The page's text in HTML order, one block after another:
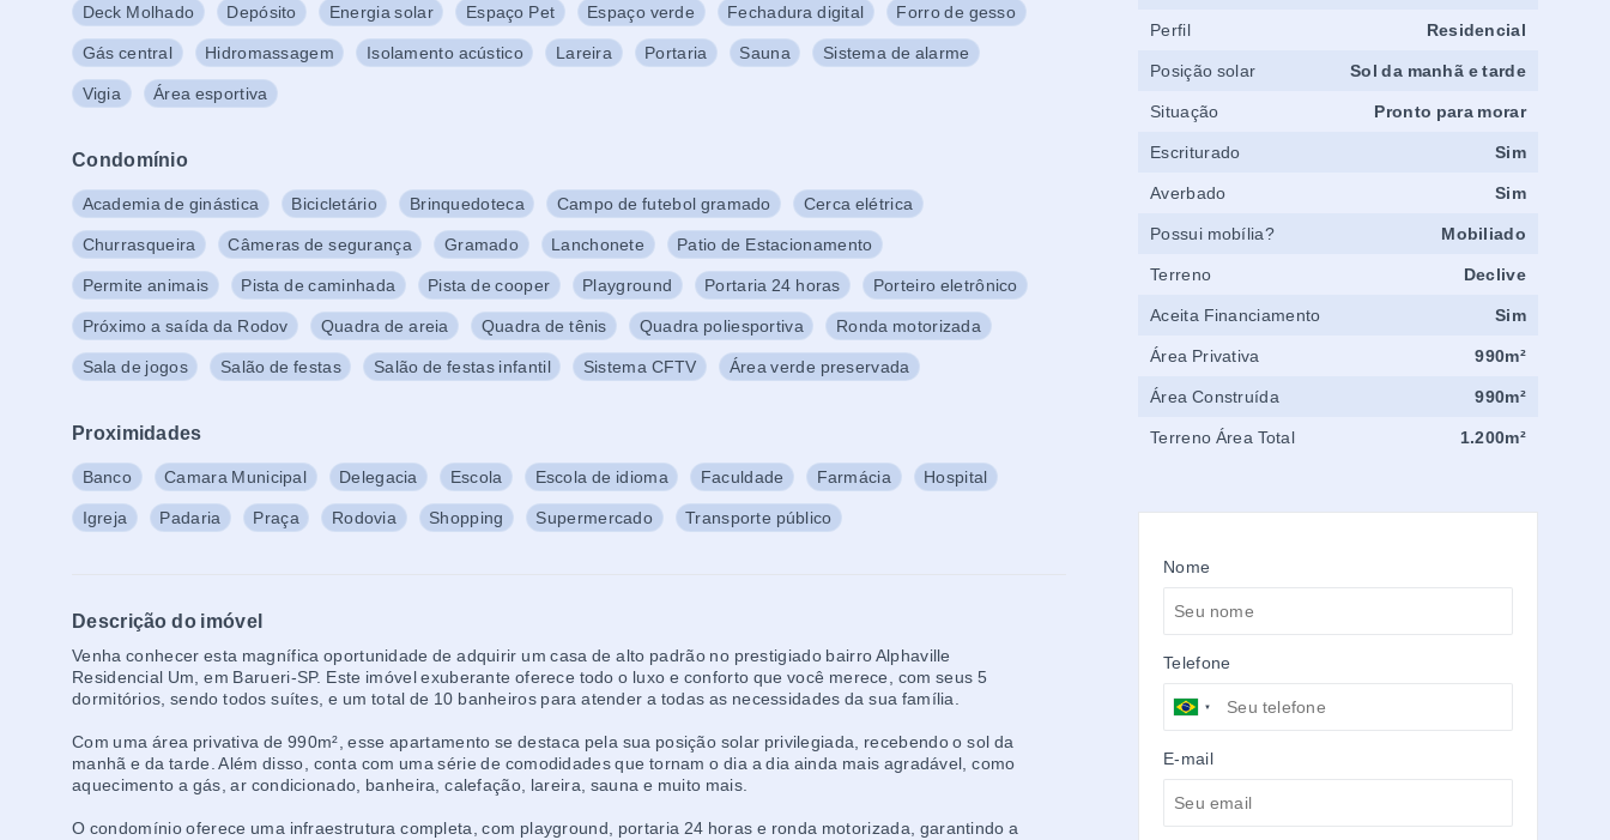
Deck Molhado Depósito Energia solar Espaço Pet Espaço verde Fechadura digital Forro de gesso
Gás central Hidromassagem Isolamento acústico Lareira Portaria Sauna Sistema de alarme
Vigia Área esportiva
Condomínio
Academia de ginástica Bicicletário Brinquedoteca Campo de futebol gramado Cerca elétrica
Churrasqueira Câmeras de segurança Gramado Lanchonete Patio de Estacionamento
Permite animais Pista de caminhada Pista de cooper Playground Portaria 24 horas Porteiro eletrônico
Próximo a saída da Rodov Quadra de areia Quadra de tênis Quadra poliesportiva Ronda motorizada
Sala de jogos Salão de festas Salão de festas infantil Sistema CFTV Área verde preservada
Proximidades
Banco Camara Municipal Delegacia Escola Escola de idioma Faculdade Farmácia Hospital
Igreja Padaria Praça Rodovia Shopping Supermercado Transporte público
Descrição do imóvel
Venha conhecer esta magnífica oportunidade de adquirir um casa de alto padrão no prestigiado bairro Alphaville
Residencial Um, em Barueri-SP. Este imóvel exuberante oferece todo o luxo e conforto que você merece, com seus 5
dormitórios, sendo todos suítes, e um total de 10 banheiros para atender a todas as necessidades da sua família.
Com uma área privativa de 990m², esse apartamento se destaca pela sua posição solar privilegiada, recebendo o sol da
manhã e da tarde. Além disso, conta com uma série de comodidades que tornam o dia a dia ainda mais agradável, como
aquecimento a gás, ar condicionado, banheira, calefação, lareira, sauna e muito mais.
O condomínio oferece uma infraestrutura completa, com playground, portaria 24 horas e ronda motorizada, garantindo a
Perfil Residencial
Posição solar Sol da manhã e tarde
Situação Pronto para morar
Escriturado Sim
Averbado Sim
Possui mobília? Mobiliado
Terreno Declive
Aceita Financiamento Sim
Área Privativa 990m²
Área Construída 990m²
Terreno Área Total 1.200m²
Nome
Telefone
E-mail